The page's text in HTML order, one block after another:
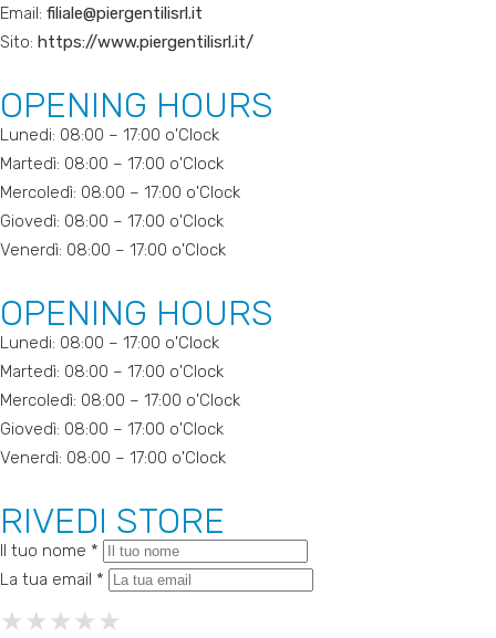
Email: filiale@piergentilisrl.it
Sito: https://www.piergentilisrl.it/
OPENING HOURS
Lunedi: 08:00 – 17:00 o'Clock
Martedì: 08:00 – 17:00 o'Clock
Mercoledì: 08:00 – 17:00 o'Clock
Giovedì: 08:00 – 17:00 o'Clock
Venerdì: 08:00 – 17:00 o'Clock
OPENING HOURS
Lunedi: 08:00 – 17:00 o'Clock
Martedì: 08:00 – 17:00 o'Clock
Mercoledì: 08:00 – 17:00 o'Clock
Giovedì: 08:00 – 17:00 o'Clock
Venerdì: 08:00 – 17:00 o'Clock
RIVEDI STORE
Il tuo nome *
La tua email *
★
★ ★
★ ★ ★
★ ★ ★ ★
★ ★ ★ ★ ★